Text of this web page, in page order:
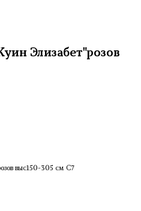
Элизабет"розов
выс150-305 см С7